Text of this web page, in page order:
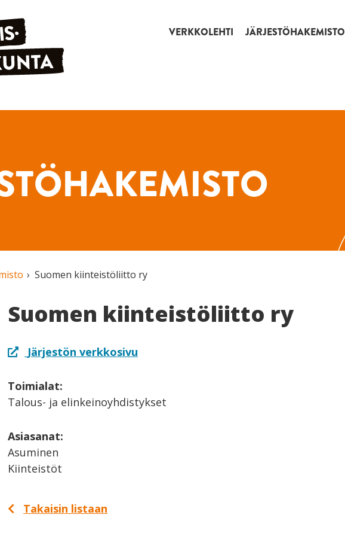
VERKKOLEHTI JÄRJESTÖHAKEMISTO
Suomen kiinteistöliitto ry
Suomen kiinteistöliitto ry
Järjestön verkkosivu
Toimialat:
Talous- ja elinkeinoyhdistykset
Asiasanat:
Asuminen
Kiinteistöt
Takaisin listaan